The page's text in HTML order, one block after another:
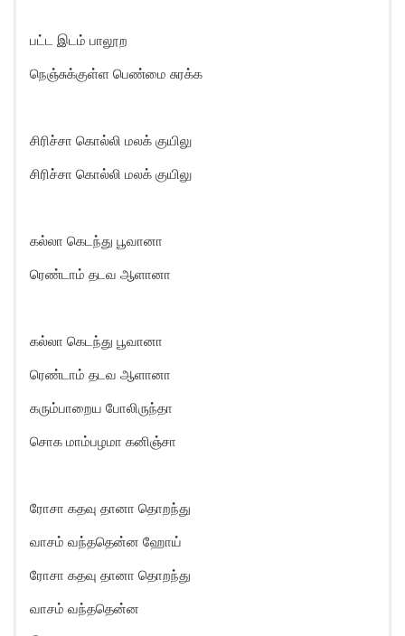
பட்ட இடம் பாலூற
நெஞ்சுக்குள்ள பெண்மை சுரக்க
சிரிச்சா கொல்லி மலக் குயிலு
சிரிச்சா கொல்லி மலக் குயிலு
கல்லா கெடந்து பூவானா
ரெண்டாம் தடவ ஆளானா
கல்லா கெடந்து பூவானா
ரெண்டாம் தடவ ஆளானா
கரும்பாறைய போலிருந்தா
சொக மாம்பழமா கனிஞ்சா
ரோசா கதவு தானா தொறந்து
வாசம் வந்ததென்ன ஹோய்
ரோசா கதவு தானா தொறந்து
வாசம் வந்ததென்ன